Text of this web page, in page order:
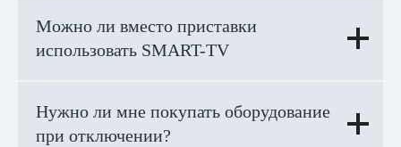
Можно ли вместо приставки
использовать SMART-TV
Нужно ли мне покупать оборудование
при отключении?